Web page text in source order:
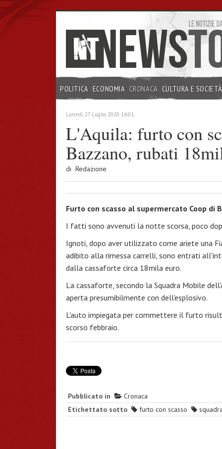
POLITICA ECONOMIA CRONACA CULTURA E
INCHIESTE
Lunedì, 27 Luglio 2020 14:01
L'Aquila: furto con
Bazzano, rubati
di Redazione
Furto con scasso al supermercato Coop
I fatti sono avvenuti la notte scorsa, poco
Ignoti, dopo aver utilizzato come ariete una
adibito alla rimessa carrelli, sono entrati
dalla cassaforte circa 18mila euro.
La cassaforte, secondo la Squadra Mobile
aperta presumibilmente con dell'esplosivo.
L'auto impiegata per commettere il furto
scorso febbraio.
Pubblicato in
Cronaca
Etichettato sotto
furto con scasso